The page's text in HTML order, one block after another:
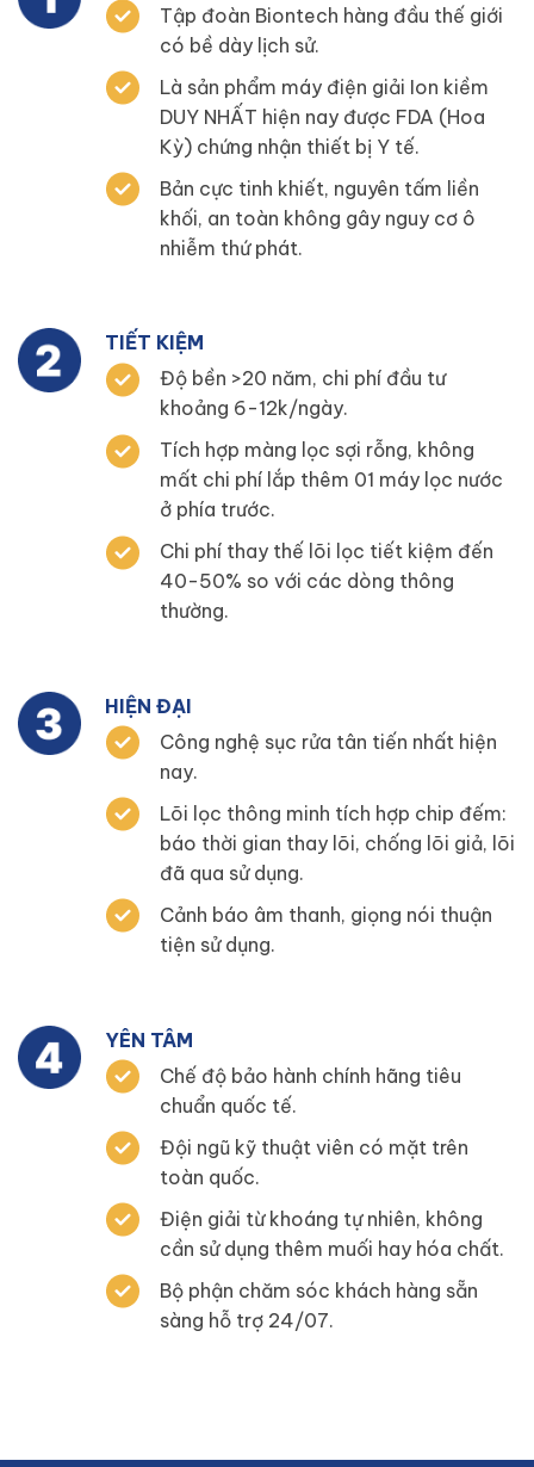
Tập đoàn Biontech hàng đầu thế giới
có bề dày lịch sử.
Là sản phẩm máy điện giải Ion kiềm
DUY NHẤT hiện nay được FDA (Hoa
Kỳ) chứng nhận thiết bị Y tế.
Bản cực tinh khiết, nguyên tấm liền
khối, an toàn không gây nguy cơ ô
nhiễm thứ phát.
TIẾT KIỆM
Độ bền >20 năm, chi phí đầu tư
khoảng 6-12k/ngày.
Tích hợp màng lọc sợi rỗng, không
mất chi phí lắp thêm 01 máy lọc nước
ở phía trước.
Chi phí thay thế lõi lọc tiết kiệm đến
40-50% so với các dòng thông
thường.
HIỆN ĐẠI
Công nghệ sục rửa tân tiến nhất hiện
nay.
Lõi lọc thông minh tích hợp chip đếm:
báo thời gian thay lõi, chống lõi giả, lõi
đã qua sử dụng.
Cảnh báo âm thanh, giọng nói thuận
tiện sử dụng.
YÊN TÂM
Chế độ bảo hành chính hãng tiêu
chuẩn quốc tế.
Đội ngũ kỹ thuật viên có mặt trên
toàn quốc.
Điện giải từ khoáng tự nhiên, không
cần sử dụng thêm muối hay hóa chất.
Bộ phận chăm sóc khách hàng sẵn
sàng hỗ trợ 24/07.